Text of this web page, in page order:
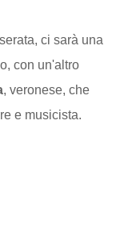
ci sarà una
con un'altro
, veronese, che
e musicista.